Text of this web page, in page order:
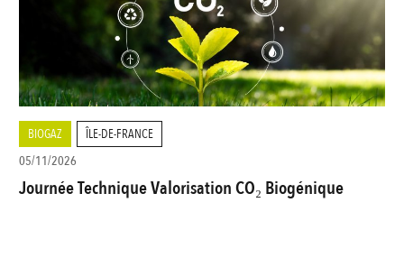
BIOGAZ
ÎLE-DE-FRANCE
05/11/2026
Journée Technique Valorisation CO₂ Biogénique